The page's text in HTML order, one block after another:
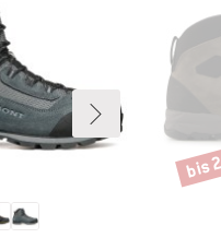
bis